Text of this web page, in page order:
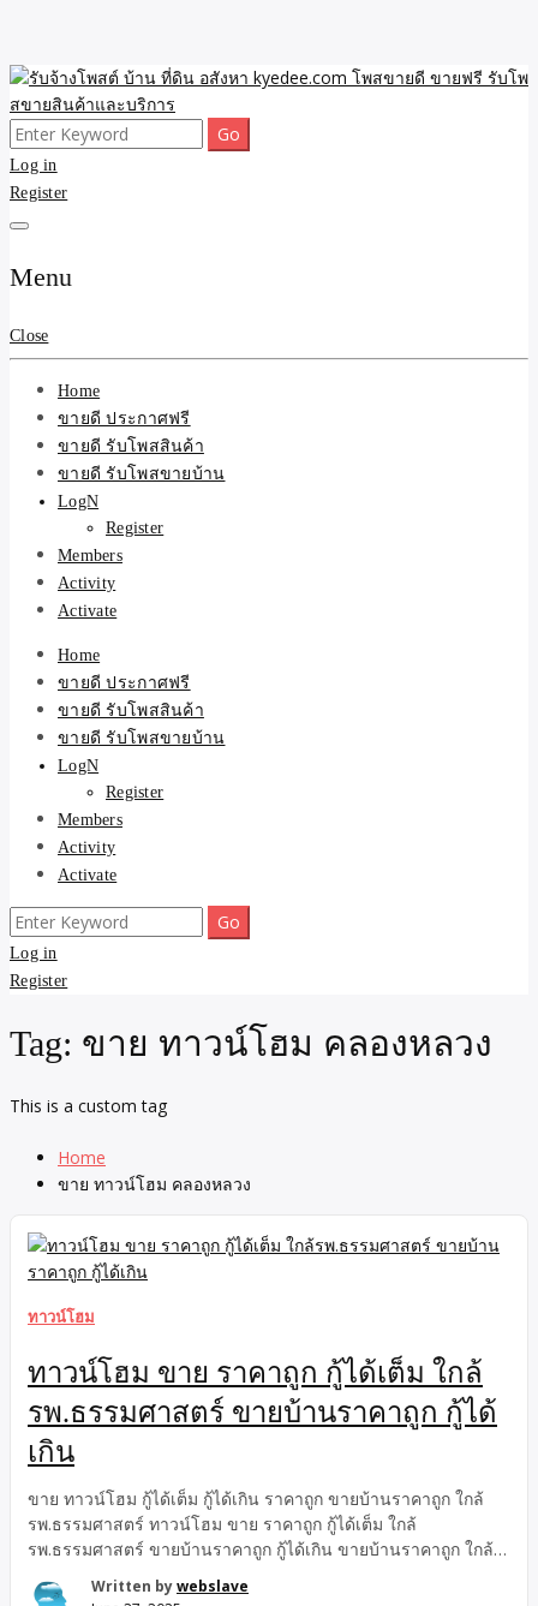
Skip
to
content
รับจ้างโพสต์ บ้าน ที่ดิน
อสังหา kyedee.com โพส
ขายดี ขายฟรี รับโพสขาย
สินค้าและบริการ
ขายดี โพสประกาศขายสินค้าฟรี บ้าน ที่ดิน อสังหา รับโพสต์ประกาศขาย
ของ รับรองผล ดีที่สุดถูกที่สุด ติดหน้าแรกกูเกืล
Search
for:
Log in
Register
Menu
Close
Home
ขายดี ประกาศฟรี
ขายดี รับโพสสินค้า
ขายดี รับโพสขายบ้าน
LogN
Register
Members
Activity
Activate
Home
ขายดี ประกาศฟรี
ขายดี รับโพสสินค้า
ขายดี รับโพสขายบ้าน
LogN
Register
Members
Activity
Activate
Search
for:
Log in
Register
Tag: ขาย ทาวน์โฮม คลองหลวง
This is a custom tag
Home
ขาย ทาวน์โฮม คลองหลวง
ทาวน์โฮม
ทาวน์โฮม ขาย ราคาถูก กู้ได้เต็ม ใกล้
รพ.ธรรมศาสตร์ ขายบ้านราคาถูก กู้ได้
เกิน
ขาย ทาวน์โฮม กู้ได้เต็ม กู้ได้เกิน ราคาถูก ขายบ้านราคาถูก ใกล้
รพ.ธรรมศาสตร์ ทาวน์โฮม ขาย ราคาถูก กู้ได้เต็ม ใกล้
รพ.ธรรมศาสตร์ ขายบ้านราคาถูก กู้ได้เกิน ขายบ้านราคาถูก ใกล้
รพ.ธรรมศาสตร์ กู้ได้เกิน ทาวน์โฮม ขาย กู้ได้เต็ม ราคาถูก ขาย
บ้านราคาถูก ใกล้ตลาดไท ใกล้รพ.ธรรมศาสตร์ กู้ได้เต็ม, ขายบ้าน
Written bywebslave